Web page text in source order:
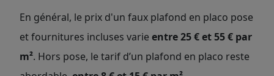
En général, le prix d'un faux plafond en placo pose
et fournitures incluses varie entre 25 € et 55 € par
m². Hors pose, le tarif d’un plafond en placo reste